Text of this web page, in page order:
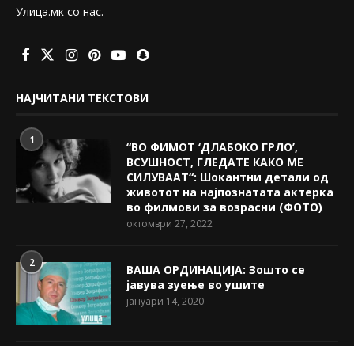
Улица.мк со нас.
НАЈЧИТАНИ ТЕКСТОВИ
1
“ВО ФИМОТ ‘ДЛАБОКО ГРЛО’,
ВСУШНОСТ, ГЛЕДАТЕ КАКО МЕ
СИЛУВААТ“: Шокантни детали од
животот на најпознатата актерка
во филмови за возрасни (ФОТО)
октомври 27, 2022
2
ВАША ОРДИНАЦИЈА: Зошто се
јавува зуење во ушите
јануари 14, 2020